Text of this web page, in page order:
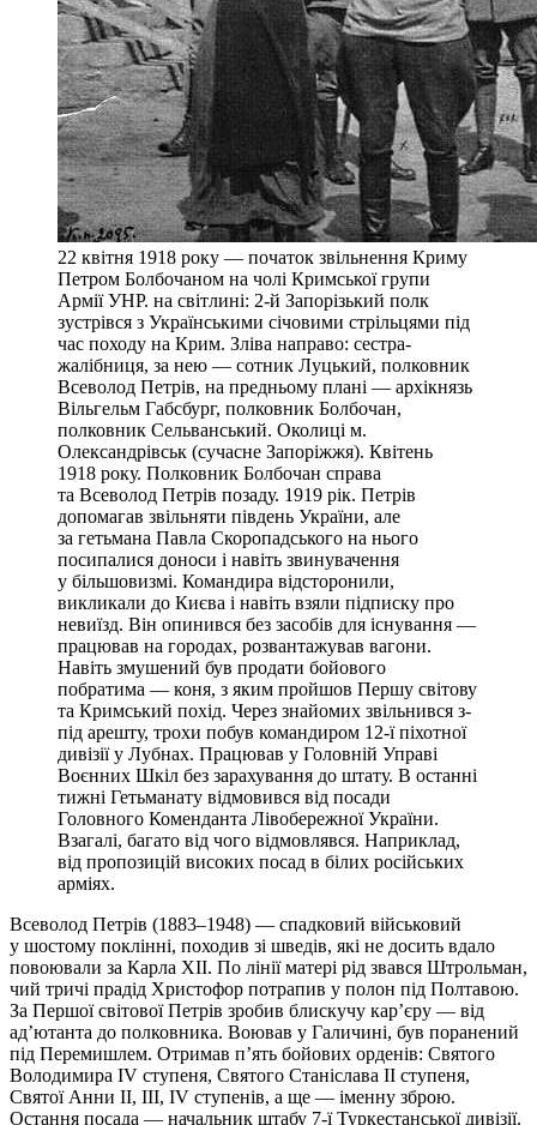
22 квітня 1918 року — початок звільнення Криму
Петром Болбочаном на чолі Кримської групи
Армії УНР. на світлині: 2-й Запорізький полк
зустрівся з Українськими січовими стрільцями під
час походу на Крим. Зліва направо: сестра-
жалібниця, за нею — сотник Луцький, полковник
Всеволод Петрів, на предньому плані — архікнязь
Вільгельм Габсбург, полковник Болбочан,
полковник Сельванський. Околиці м.
Олександрівськ (сучасне Запоріжжя). Квітень
1918 року. Полковник Болбочан справа
та Всеволод Петрів позаду. 1919 рік. Петрів
допомагав звільняти південь України, але
за гетьмана Павла Скоропадського на нього
посипалися доноси і навіть звинувачення
у більшовизмі. Командира відсторонили,
викликали до Києва і навіть взяли підписку про
невиїзд. Він опинився без засобів для існування —
працював на городах, розвантажував вагони.
Навіть змушений був продати бойового
побратима — коня, з яким пройшов Першу світову
та Кримський похід. Через знайомих звільнився з-
під арешту, трохи побув командиром 12-ї піхотної
дивізії у Лубнах. Працював у Головній Управі
Воєнних Шкіл без зарахування до штату. В останні
тижні Гетьманату відмовився від посади
Головного Коменданта Лівобережної України.
Взагалі, багато від чого відмовлявся. Наприклад,
від пропозицій високих посад в білих російських
арміях.
Всеволод Петрів (1883–1948) — спадковий військовий
у шостому поклінні, походив зі шведів, які не досить вдало
повоювали за Карла ХІІ. По лінії матері рід звався Штрольман,
чий тричі прадід Христофор потрапив у полон під Полтавою.
За Першої світової Петрів зробив блискучу кар’єру — від
ад’ютанта до полковника. Воював у Галичині, був поранений
під Перемишлем. Отримав п’ять бойових орденів: Святого
Володимира IV ступеня, Святого Станіслава ІІ ступеня,
Святої Анни ІІ, ІІІ, ІV ступенів, а ще — іменну зброю.
Остання посада — начальник штабу 7-ї Туркестанської дивізії.